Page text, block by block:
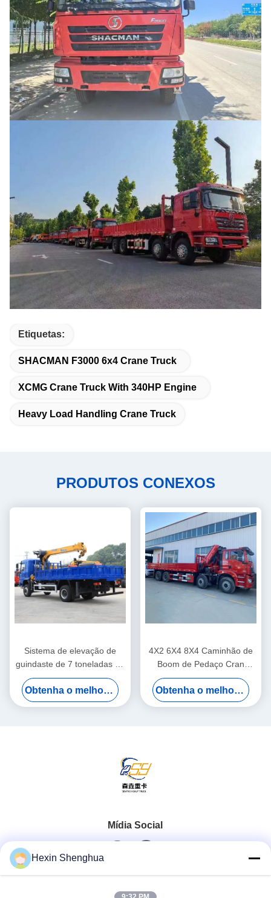
Etiquetas:
SHACMAN F3000 6x4 Crane Truck
XCMG Crane Truck With 340HP Engine
Heavy Load Handling Crane Truck
PRODUTOS CONEXOS
Sistema de elevação de
guindaste de 7 toneladas de
mão direita hidráulica
Obtenha o melhor preço
4X2 6X4 8X4 Caminhão de
Boom de Pedaço Cran
montado 2 - 220 toneladas
Caminhão de Cranes de
Quebra-cabeça
Obtenha o melhor preço
Mídia Social
Contato rápido
Hexin Shenghua